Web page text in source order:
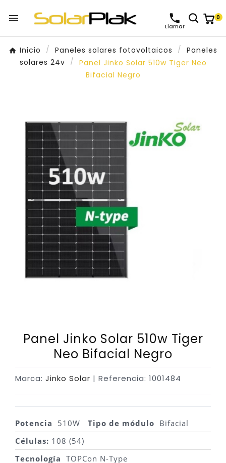

Llamar
0
Inicio Paneles solares fotovoltaicos
Paneles
solares 24v
Panel Jinko Solar 510w Tiger Neo
Bifacial Negro
Panel Jinko Solar 510w Tiger
Neo Bifacial Negro
Marca: Jinko Solar | Referencia: 1001484
Potencia 510W Tipo de módulo Bifacial
Células: 1 08 (54)
Tecnología TOPCon N-Type